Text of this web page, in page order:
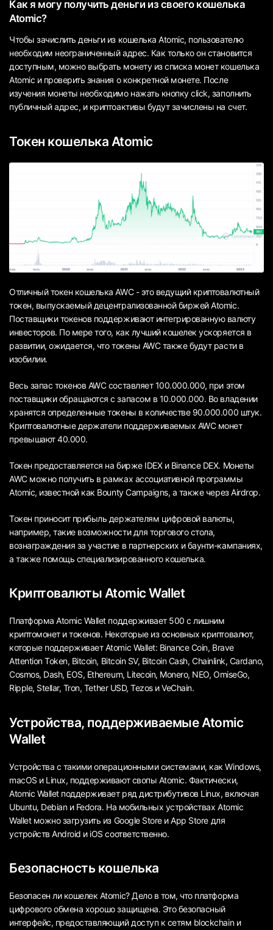
Как я могу получить деньги из своего кошелька
Atomic?
Чтобы зачислить деньги из кошелька Atomic, пользователю
необходим неограниченный адрес. Как только он становится
доступным, можно выбрать монету из списка монет кошелька
Atomic и проверить знания о конкретной монете. После
изучения монеты необходимо нажать кнопку click, заполнить
публичный адрес, и криптоактивы будут зачислены на счет.
Токен кошелька Atomic
Отличный токен кошелька AWC - это ведущий криптовалютный
токен, выпускаемый децентрализованной биржей Atomic.
Поставщики токенов поддерживают интегрированную валюту
инвесторов. По мере того, как лучший кошелек ускоряется в
развитии, ожидается, что токены AWC также будут расти в
изобилии.
Весь запас токенов AWC составляет 100.000.000, при этом
поставщики обращаются с запасом в 10.000.000. Во владении
хранятся определенные токены в количестве 90.000.000 штук.
Криптовалютные держатели поддерживаемых AWC монет
превышают 40.000.
Токен предоставляется на бирже IDEX и Binance DEX. Монеты
AWC можно получить в рамках ассоциативной программы
Atomic, известной как Bounty Campaigns, а также через Airdrop.
Токен приносит прибыль держателям цифровой валюты,
например, такие возможности для торгового стола,
вознаграждения за участие в партнерских и баунти-кампаниях,
а также помощь специализированного кошелька.
Криптовалюты Atomic Wallet
Платформа Atomic Wallet поддерживает 500 с лишним
криптомонет и токенов. Некоторые из основных криптовалют,
которые поддерживает Atomic Wallet: Binance Coin, Brave
Attention Token, Bitcoin, Bitcoin SV, Bitcoin Cash, Chainlink, Cardano,
Cosmos, Dash, EOS, Ethereum, Litecoin, Monero, NEO, OmiseGo,
Ripple, Stellar, Tron, Tether USD, Tezos и VeChain.
Устройства, поддерживаемые Atomic
Wallet
Устройства с такими операционными системами, как Windows,
macOS и Linux, поддерживают свопы Atomic. Фактически,
Atomic Wallet поддерживает ряд дистрибутивов Linux, включая
Ubuntu, Debian и Fedora. На мобильных устройствах Atomic
Wallet можно загрузить из Google Store и App Store для
устройств Android и iOS соответственно.
Безопасность кошелька
Безопасен ли кошелек Atomic? Дело в том, что платформа
цифрового обмена хорошо защищена. Это безопасный
интерфейс, предоставляющий доступ к сетям blockchain и